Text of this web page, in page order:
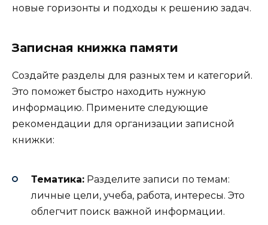
новые горизонты и подходы к решению задач.
Записная книжка памяти
Создайте разделы для разных тем и категорий.
Это поможет быстро находить нужную
информацию. Примените следующие
рекомендации для организации записной
книжки:
Тематика: Разделите записи по темам:
личные цели, учеба, работа, интересы. Это
облегчит поиск важной информации.